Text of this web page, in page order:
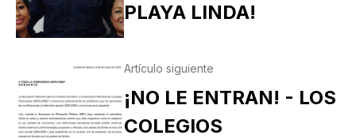
PLAYA LINDA!
Artículo siguiente
¡NO LE ENTRAN! - LOS
COLEGIOS